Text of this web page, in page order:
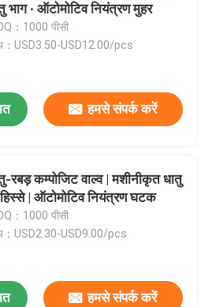
भाग ∙ ऑटोमोटिव नियंत्रण मुहर
：1000 पीसी
：USD3.50-USD12.00/pcs
हमसे संपर्क करें
रबड़ कम्पोजिट वाल्व | मशीनीकृत धातु
| ऑटोमोटिव नियंत्रण घटक
：1000 पीसी
：USD2.30-USD9.00/pcs
हमसे संपर्क करें